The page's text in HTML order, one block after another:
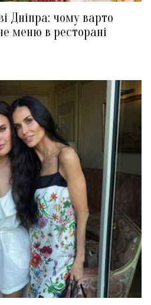
Дніпра: чому варто
меню в ресторані